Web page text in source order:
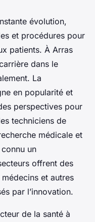
évolution,
et procédures pour
patients. À Arras
dans le
La
en popularité et
perspectives pour
techniciens de
médicale et
un
offrent des
et autres
par l’innovation.
de la santé à